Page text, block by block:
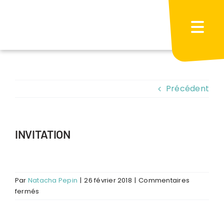
Précédent
INVITATION
Par Natacha Pepin | 26 février 2018 | Commentaires
fermés